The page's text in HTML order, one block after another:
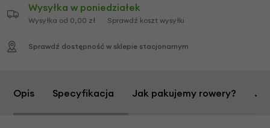
Wysyłka w poniedziałek
Wysyłka od 0,00 zł Sprawdź koszt wysyłki
Sprawdź dostępność w sklepie stacjonarnym
Opis Specyfikacja Jak pakujemy rowery?